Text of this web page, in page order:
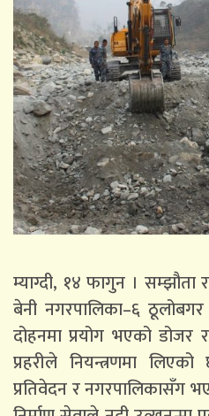
म्याग्दी, १४ फागुन । सम्झौता
बेनी नगरपालिका–६
दोहनमा प्रयोग भएको डोजर
प्रहरीले नियन्त्रणमा
प्रतिवेदन र नगरपालिकासँग